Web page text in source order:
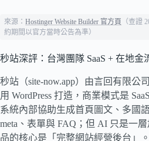
來源：Hostinger Website Builder 官方頁
（查證
約期間以官方當時公告為準）
秒站深評：台灣團隊 SaaS + 在地金
秒站（site-now.app）由言回有限公
用 WordPress 打造，商業模式是
系統內部協助生成首頁圖文、多國
meta、表單與 FAQ；但 AI 只是一
品的核心是「完整網站經營後台」。